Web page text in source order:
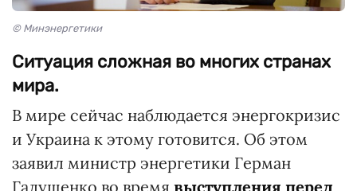
© Минэнергетики
Ситуация сложная во многих странах
мира.
В мире сейчас наблюдается энергокризис
и Украина к этому готовится. Об этом
заявил министр энергетики Герман
Галущенко во время выступления перед